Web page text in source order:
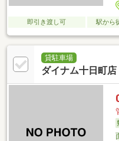
即引き渡し可 駅から
貸駐車場
ダイナム十日町店